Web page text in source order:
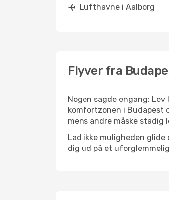
Lufthavne i Aalborg
Flyver fra
Nogen sagde engang:
komfortzonen i Budapest
mens andre måske stadig
Lad ikke muligheden
dig ud på et